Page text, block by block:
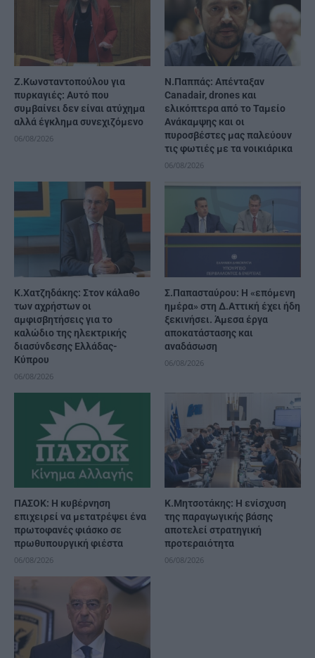
Ζ.Κωνσταντοπούλου για
πυρκαγιές: Αυτό που
συμβαίνει δεν είναι ατύχημα
αλλά έγκλημα συνεχιζόμενο
06/08/2026
Ν.Παππάς: Απένταξαν
Canadair, drones και
ελικόπτερα από το Ταμείο
Ανάκαμψης και οι
πυροσβέστες μας παλεύουν
τις φωτιές με τα νοικιάρικα
06/08/2026
Κ.Χατζηδάκης: Στον κάλαθο
των αχρήστων οι
αμφισβητήσεις για το
καλώδιο της ηλεκτρικής
διασύνδεσης Ελλάδας-
Κύπρου
06/08/2026
Σ.Παπασταύρου: Η «επόμενη
ημέρα» στη Δ.Αττική έχει ήδη
ξεκινήσει. Άμεσα έργα
αποκατάστασης και
αναδάσωση
06/08/2026
ΠΑΣΟΚ: Η κυβέρνηση
επιχειρεί να μετατρέψει ένα
πρωτοφανές φιάσκο σε
πρωθυπουργική φιέστα
06/08/2026
Κ.Μητσοτάκης: Η ενίσχυση
της παραγωγικής βάσης
αποτελεί στρατηγική
προτεραιότητα
06/08/2026